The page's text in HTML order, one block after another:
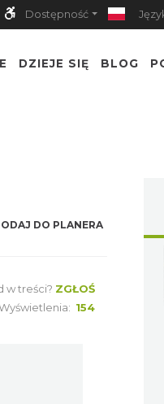
Dostępność
DZIEJE SIĘ BLOG
DO PLANERA
w treści? ZGŁOŚ
154